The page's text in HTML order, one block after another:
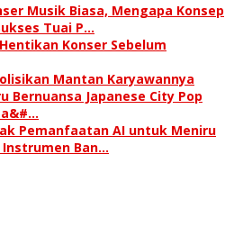
Musik Biasa, Mengapa Konsep
Tuai P…
Konser Sebelum
Mantan Karyawannya
Bernuansa Japanese City Pop
Pemanfaatan AI untuk Meniru
Ban…